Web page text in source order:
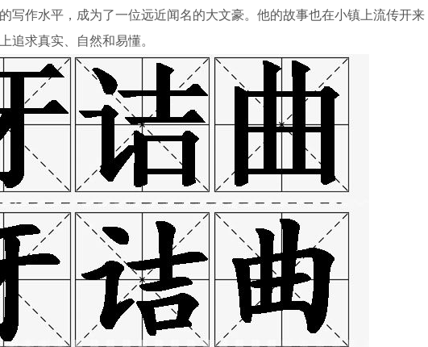
写作水平，成为了一位远近闻名的大文豪。他的故事也在小镇上流传开来
追求真实、自然和易懂。